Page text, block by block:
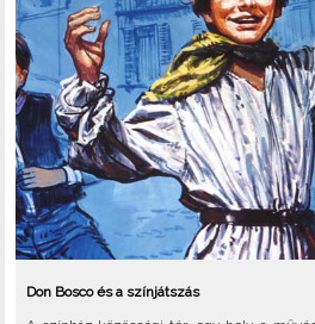
Don Bosco és a színjátszás